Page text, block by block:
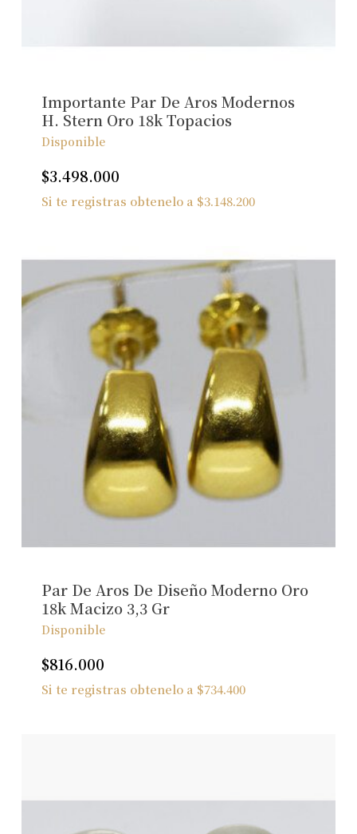
Importante Par De Aros Modernos
H. Stern Oro 18k Topacios
Disponible
$3.498.000
Si te registras obtenelo a $3.148.200
Par De Aros De Diseño Moderno Oro
18k Macizo 3,3 Gr
Disponible
$816.000
Si te registras obtenelo a $734.400